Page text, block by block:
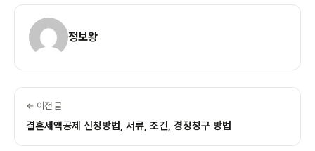
정보왕
← 이전 글
결혼세액공제 신청방법, 서류, 조건, 경정청구 방법